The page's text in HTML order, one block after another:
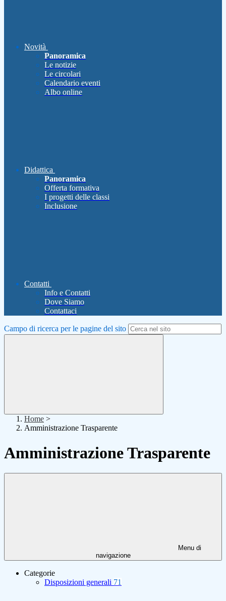
Novità
Panoramica
Le notizie
Le circolari
Calendario eventi
Albo online
Didattica
Panoramica
Offerta formativa
I progetti delle classi
Inclusione
Contatti
Info e Contatti
Dove Siamo
Contattaci
Campo di ricerca per le pagine del sito
Home >
Amministrazione Trasparente
Amministrazione Trasparente
Menu di
navigazione
Categorie
Disposizioni generali 71